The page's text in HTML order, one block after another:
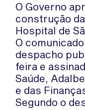
O Governo
construção
Hospital de
O
despacho
feira e
Saúde,
e das
Segundo o